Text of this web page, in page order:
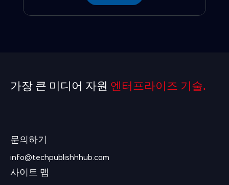
가장 큰 미디어 자원 엔터프라이즈 기술.
문의하기
info@techpublishhhub.com
사이트 맵